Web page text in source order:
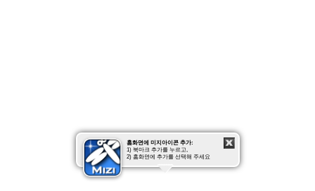
홈화면에 미지아이콘 추가:
1) 북마크 추가를 누르고,
2) 홈화면에 추가를 선택해 주세요